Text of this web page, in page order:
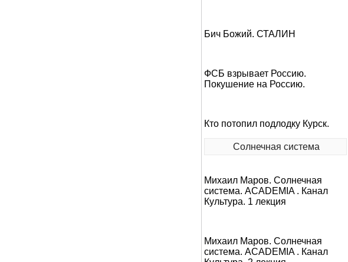
Бич Божий. СТАЛИН
ФСБ взрывает Россию.
Покушение на Россию.
Кто потопил подлодку Курск.
Солнечная система
Михаил Маров. Солнечная
система. ACADEMIA . Канал
Культура. 1 лекция
Михаил Маров. Солнечная
система. ACADEMIA . Канал